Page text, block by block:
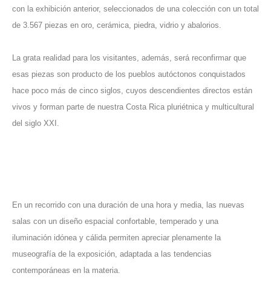
con la exhibición anterior, seleccionados de una colección con un total
de 3.567 piezas en oro, cerámica, piedra, vidrio y abalorios.
La grata realidad para los visitantes, además, será reconfirmar que
esas piezas son producto de los pueblos autóctonos conquistados
hace poco más de cinco siglos, cuyos descendientes directos están
vivos y forman parte de nuestra Costa Rica pluriétnica y multicultural
del siglo XXI.
En un recorrido con una duración de una hora y media, las nuevas
salas con un diseño espacial confortable, temperado y una
iluminación idónea y cálida permiten apreciar plenamente la
museografía de la exposición, adaptada a las tendencias
contemporáneas en la materia.